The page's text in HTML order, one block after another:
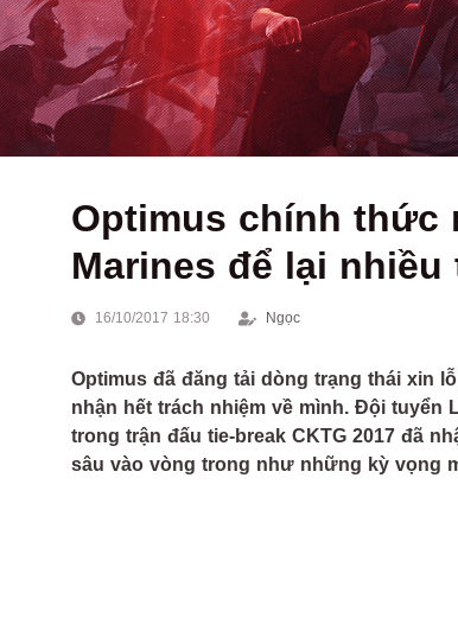
Optimus chính thức
Marines để lại
16/10/2017 18:30 Ngọc
Optimus đã đăng tải dòng trạng thái xin
nhận hết trách nhiệm về mình. Đội tuyển
trong trận đấu tie-break CKTG 2017 đã
sâu vào vòng trong như những kỳ vọng